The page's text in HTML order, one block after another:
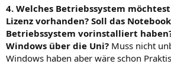
4. Welches Betriebssystem
Lizenz vorhanden? Soll das
Betriebssystem vorinstalliert
Windows über die Uni? Muss nicht
Windows haben aber wäre schon